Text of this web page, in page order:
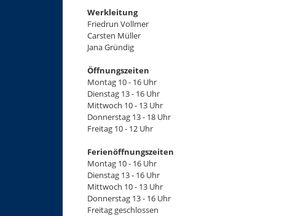
Werkleitung
Friedrun Vollmer
Carsten Müller
Jana Gründig
Öffnungszeiten
Montag 10 - 16 Uhr
Dienstag 13 - 16 Uhr
Mittwoch 10 - 13 Uhr
Donnerstag 13 - 18 Uhr
Freitag 10 - 12 Uhr
Ferienöffnungszeiten
Montag 10 - 16 Uhr
Dienstag 13 - 16 Uhr
Mittwoch 10 - 13 Uhr
Donnerstag 13 - 16 Uhr
Freitag geschlossen